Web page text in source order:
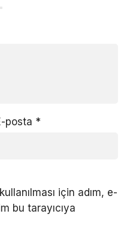
posta *
için adım, e-
bu tarayıcıya